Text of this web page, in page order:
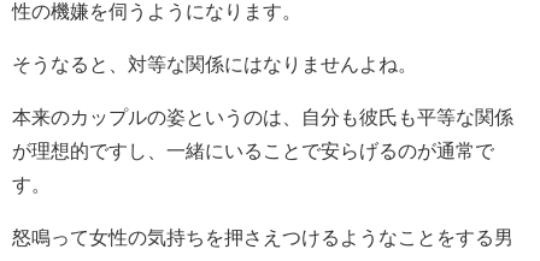
性の機嫌を伺うようになります。
そうなると、対等な関係にはなりませんよね。
本来のカップルの姿というのは、自分も彼氏も平等な関係
が理想的ですし、一緒にいることで安らげるのが通常で
す。
怒鳴って女性の気持ちを押さえつけるようなことをする男